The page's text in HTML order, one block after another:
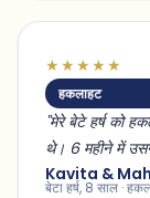
★★★★★
हकलाहट
"मेरे बेटे हर्ष को
थे। 6 महीने में
Kavita &
बेटा हर्ष, 8 साल ·